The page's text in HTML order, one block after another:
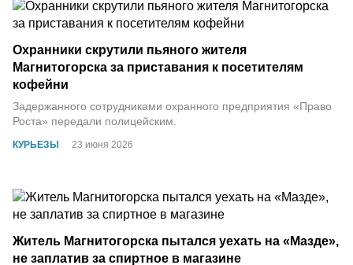
КУРЬЕЗЫ 23 июня 2026
Охранники скрутили пьяного жителя
Магнитогорска за приставания к посетителям
кофейни
Задержанного сотрудниками охранного предприятия «Право
Роста» передали полицейским.
Житель Магнитогорска пытался уехать на «Мазде»,
не заплатив за спиртное в магазине